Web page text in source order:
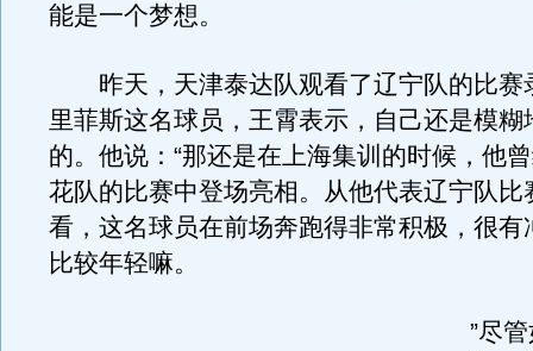
能是一个梦想。
昨天，天津泰达队观看了辽宁队的比赛
里菲斯这名球员，王霄表示，自己还是模糊
的。他说：“那还是在上海集训的时候，他
花队的比赛中登场亮相。从他代表辽宁队比
看，这名球员在前场奔跑得非常积极，很有
比较年轻嘛。
”尽